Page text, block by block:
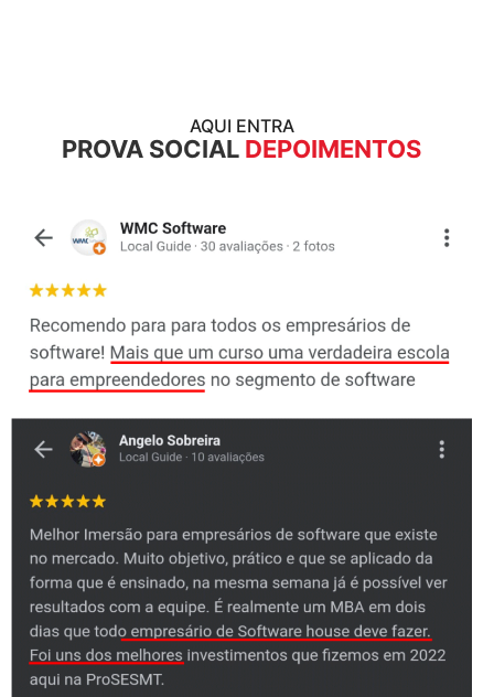
AQUI ENTRA
PROVA SOCIAL DEPOIMENTOS